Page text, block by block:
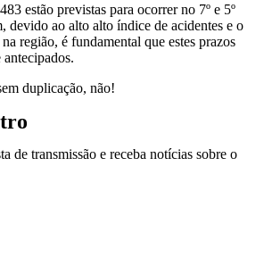
estão previstas para ocorrer no 7º e 5º
devido ao alto alto índice de acidentes e o
região, é fundamental que estes prazos
antecipados.
duplicação, não!
de transmissão e receba notícias sobre o